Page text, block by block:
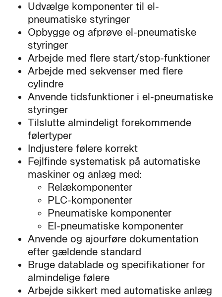
Udvælge komponenter til el-
pneumatiske styringer
Opbygge og afprøve el-pneumatiske
styringer
Arbejde med flere start/stop-funktioner
Arbejde med sekvenser med flere
cylindre
Anvende tidsfunktioner i el-pneumatiske
styringer
Tilslutte almindeligt forekommende
følertyper
Indjustere følere korrekt
Fejlfinde systematisk på automatiske
maskiner og anlæg med:
Relækomponenter
PLC-komponenter
Pneumatiske komponenter
El-pneumatiske komponenter
Anvende og ajourføre dokumentation
efter gældende standard
Bruge datablade og specifikationer for
almindelige følere
Arbejde sikkert med automatiske anlæg